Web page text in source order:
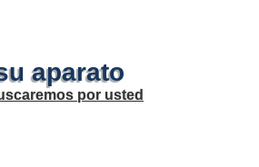
aparato
por usted